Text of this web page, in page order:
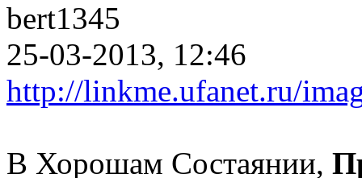
bert1345
25-03-2013, 12:46
http://linkme.ufanet.ru/
В Хорошам Состаянии,